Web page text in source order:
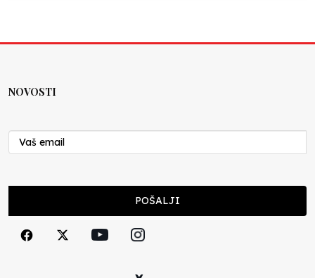
NOVOSTI
POŠALJI